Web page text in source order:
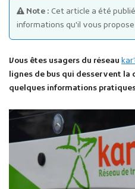
Publicité des
Marchés publics
Projets financés
Plans d'accès
Note : Cet article a été
informations qu'il vous
Vous êtes usagers du réseau
lignes de bus qui desservent la
quelques informations